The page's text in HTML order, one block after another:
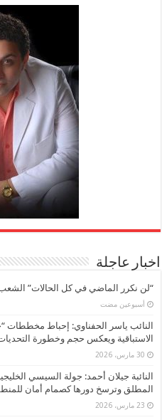
اخبار عاجلة
“لن نكرر الماضي في كل الحالات”
‏أسبوعين مضت
النائب ياسر الحفناوي: إحباط مخططات
الاستباقية ويعكس حجم وخطورة
30 مارس، 2026
النائبة جيلان أحمد: جولة السيسي
المطلق وترسخ دورها كصمام أمان
23 مارس، 2026